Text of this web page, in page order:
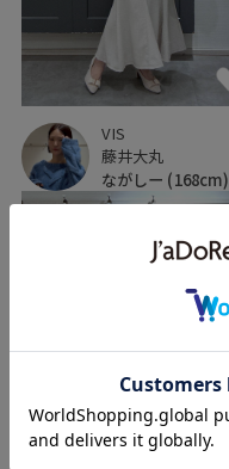
VIS
藤井大丸
ながしー (168cm)